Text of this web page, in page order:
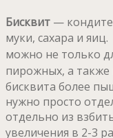
Бисквит —
муки, сахара и яиц.
можно не только
пирожных, а также
бисквита более
нужно просто
отдельно из
увеличения в 2-3